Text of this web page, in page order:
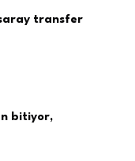
transfer
bitiyor,